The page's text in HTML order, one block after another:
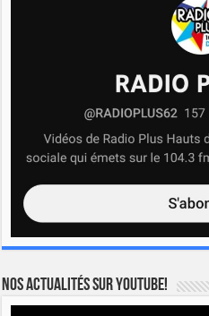
Nos actualités sur YOUTUBE!